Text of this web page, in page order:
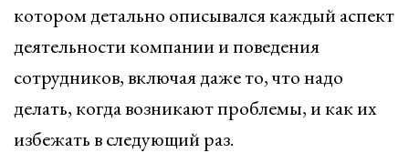
котором детально описывался каждый аспект
деятельности компании и поведения
сотрудников, включая даже то, что надо
делать, когда возникают проблемы, и как их
избежать в следующий раз.